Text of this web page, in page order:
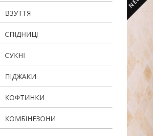
ВЗУТТЯ
СПІДНИЦІ
СУКНI
ПІДЖАКИ
КОФТИНКИ
КОМБІНЕЗОНИ